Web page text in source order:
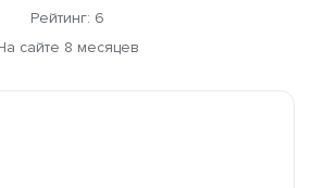
Рейтинг: 6
сайте 8 месяцев